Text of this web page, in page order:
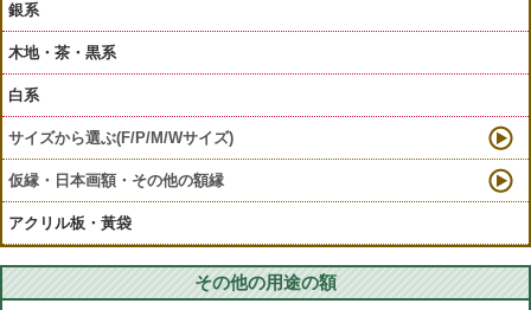
銀系
木地・茶・黒系
白系
サイズから選ぶ(F/P/M/Wサイズ)
仮縁・日本画額・その他の額縁
アクリル板・黃袋
その他の用途の額